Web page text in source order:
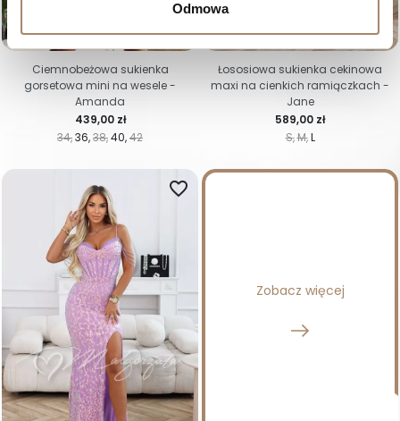
Odmowa
34 36 38 40 42
Cena
439,00 zł
Ciemnobeżowa sukienka
gorsetowa mini na wesele -
Amanda
S M L
Cena
589,00 zł
Łososiowa sukienka cekinowa
maxi na cienkich ramiączkach -
Jane
favorite_border
Zobacz więcej